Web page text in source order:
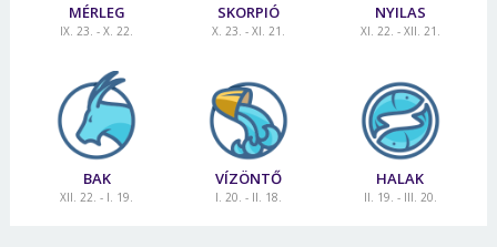
MÉRLEG
IX. 23. - X. 22.
SKORPIÓ
X. 23. - XI. 21.
NYILAS
XI. 22. - XII. 21.
BAK
XII. 22. - I. 19.
VÍZÖNTŐ
I. 20. - II. 18.
HALAK
II. 19. - III. 20.